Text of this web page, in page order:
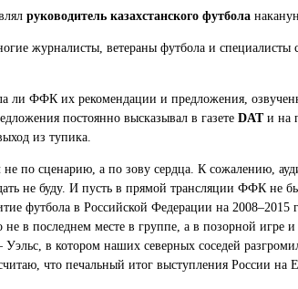
руководитель казахстанского футбола
журналисты, ветераны футбола и
ли ФФК их рекомендации и предложения,
постоянно высказывал в газете DATи на
из тупика.
по сценарию, а по зову сердца. К сожалению,
не буду. И пусть в прямой трансляции ФФК не
футбола в Российской Федерации на
в последнем месте в группе, а в позорной игре
в котором наших северных соседей
что печальный итог выступления России на